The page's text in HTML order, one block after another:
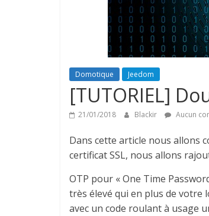
Domotique Jeedom
[TUTORIEL]
21/01/2018 Blackir Aucun
Dans cette article nous allons
certificat SSL, nous allons
OTP pour « One Time
très élevé qui en plus de votre
avec un code roulant à usage